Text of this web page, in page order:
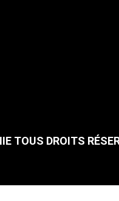
TOUS DROITS